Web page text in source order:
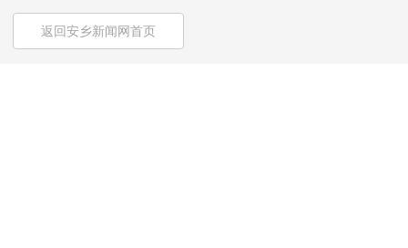
返回安乡新闻网首页